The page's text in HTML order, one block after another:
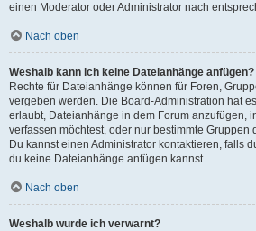
einen Moderator oder Administrator nach
Nach oben
Weshalb kann ich keine Dateianhänge anfügen?
Rechte für Dateianhänge können für Foren,
vergeben werden. Die Board-Administration hat
erlaubt, Dateianhänge in dem Forum anzufügen,
verfassen möchtest, oder nur bestimmte Gruppen
Du kannst einen Administrator kontaktieren, falls
du keine Dateianhänge anfügen kannst.
Nach oben
Weshalb wurde ich verwarnt?